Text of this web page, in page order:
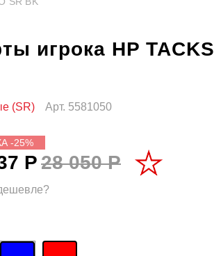
игрока HP TACKS
(SR) Арт. 5581050
-25%
Р28 050 Р